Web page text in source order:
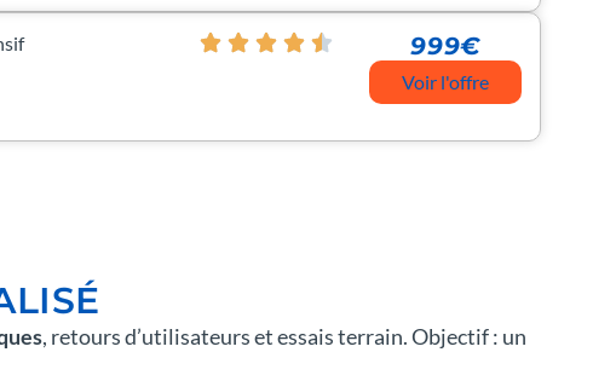
999€
Voir l'offre
, retours d’utilisateurs et essais terrain. Objectif : un